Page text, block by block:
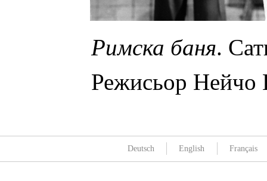
Римска баня.
Режисьор Нейчо
Deutsch English Français